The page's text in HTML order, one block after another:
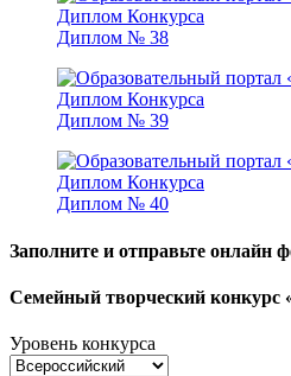
Диплом № 38
Диплом № 39
Диплом № 40
Заполните и отправьте онлайн
Семейный творческий конкурс
Уровень конкурса